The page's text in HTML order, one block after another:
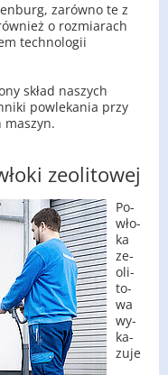
zarówno te z
o rozmiarach
technologii
skład naszych
powlekania przy
maszyn.
zeolitowej
Po­
wło­
ka
ze­
oli­
to­
wa
wy­
ka­
zu­je